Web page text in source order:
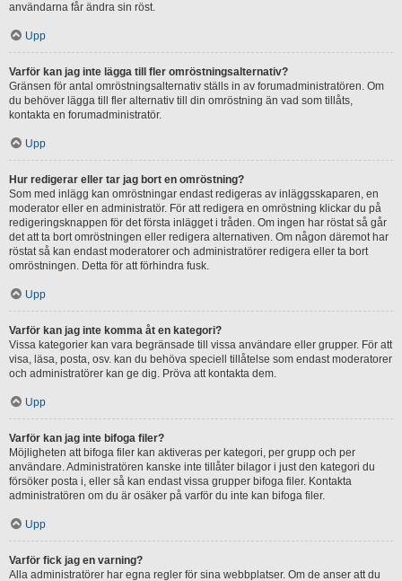
användarna får ändra sin röst.
Upp
Varför kan jag inte lägga till fler omröstningsalternativ?
Gränsen för antal omröstningsalternativ ställs in av forumadministratören. Om
du behöver lägga till fler alternativ till din omröstning än vad som tillåts,
kontakta en forumadministratör.
Upp
Hur redigerar eller tar jag bort en omröstning?
Som med inlägg kan omröstningar endast redigeras av inläggsskaparen, en
moderator eller en administratör. För att redigera en omröstning klickar du på
redigeringsknappen för det första inlägget i tråden. Om ingen har röstat så går
det att ta bort omröstningen eller redigera alternativen. Om någon däremot har
röstat så kan endast moderatorer och administratörer redigera eller ta bort
omröstningen. Detta för att förhindra fusk.
Upp
Varför kan jag inte komma åt en kategori?
Vissa kategorier kan vara begränsade till vissa användare eller grupper. För att
visa, läsa, posta, osv. kan du behöva speciell tillåtelse som endast moderatorer
och administratörer kan ge dig. Pröva att kontakta dem.
Upp
Varför kan jag inte bifoga filer?
Möjligheten att bifoga filer kan aktiveras per kategori, per grupp och per
användare. Administratören kanske inte tillåter bilagor i just den kategori du
försöker posta i, eller så kan endast vissa grupper bifoga filer. Kontakta
administratören om du är osäker på varför du inte kan bifoga filer.
Upp
Varför fick jag en varning?
Alla administratörer har egna regler för sina webbplatser. Om de anser att du